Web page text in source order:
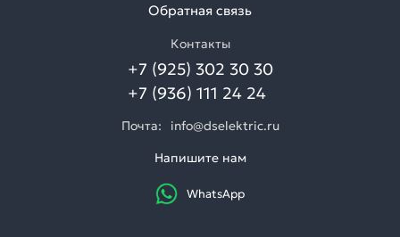
Обратная связь
Контакты
+7 (925) 302 30 30
+7 (936) 111 24 24
Почта:
info@dselektric.ru
Напишите нам
WhatsApp